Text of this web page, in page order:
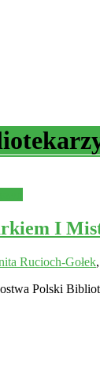
I
Rucioch-Gołek,
Polski